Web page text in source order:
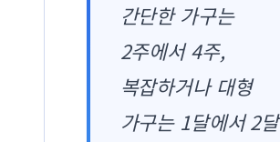
간단한 가구는
2주에서 4주,
복잡하거나 대형
가구는 1달에서 2달